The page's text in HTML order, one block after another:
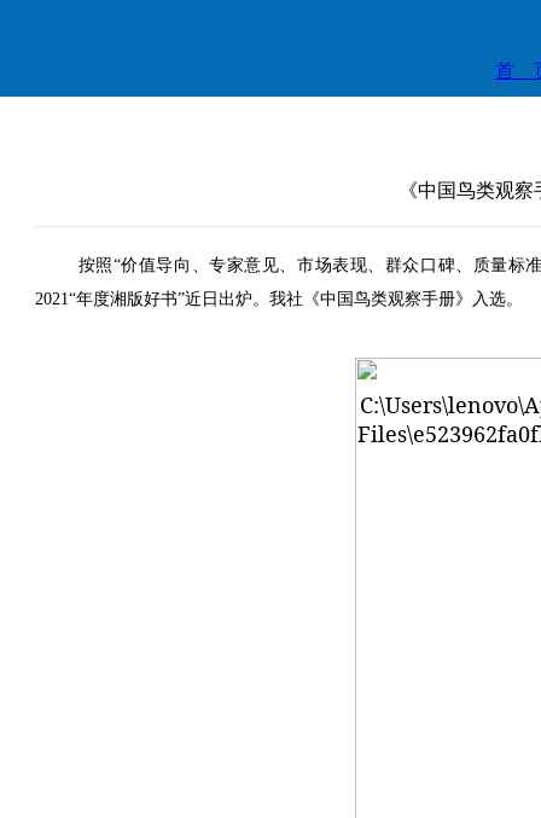
首
《中国鸟类观
按照“价值导向、专家意见、市场表现、群众口碑、质量标
2021“年度湘版好书”近日出炉。 我社《中国鸟类观察手册》入选。